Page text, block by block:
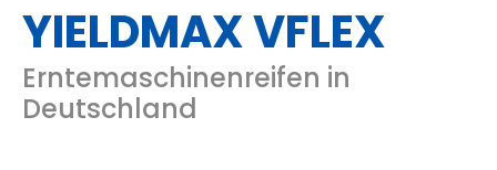
YIELDMAX VFLEX
Erntemaschinenreifen in
Deutschland